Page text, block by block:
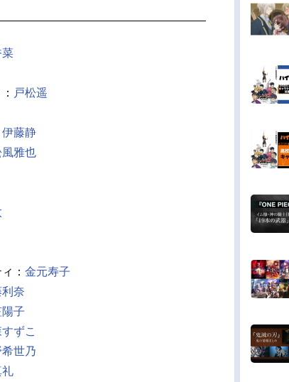
菜
戸松遥
伊藤静
風雅也
： 金元寿子
奈
陽子
ずこ
世乃
礼